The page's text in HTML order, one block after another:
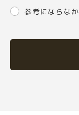
参考にならな